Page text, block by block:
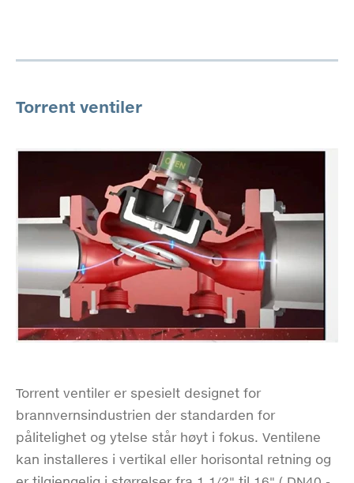
Torrent ventiler
Torrent ventiler er spesielt designet for
brannvernsindustrien der standarden for
pålitelighet og ytelse står høyt i fokus. Ventilene
kan installeres i vertikal eller horisontal retning og